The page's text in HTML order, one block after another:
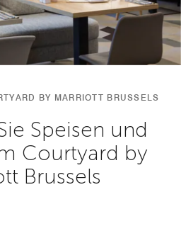
BY MARRIOTT BRUSSELS
Speisen und
Courtyard by
Brussels